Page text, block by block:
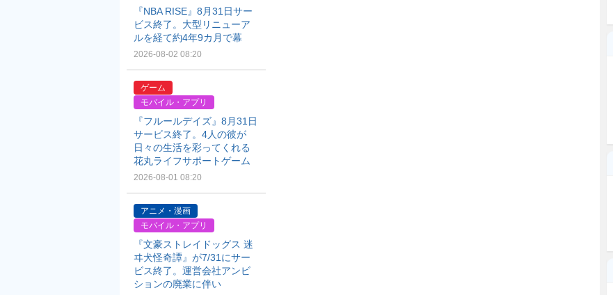
『NBA RISE』8月31日サー
ビス終了。大型リニューア
ルを経て約4年9カ月で幕
2026-08-02 08:20
ゲーム
モバイル・アプリ
『フルールデイズ』8月31日
サービス終了。4人の彼が
日々の生活を彩ってくれる
花丸ライフサポートゲーム
2026-08-01 08:20
アニメ・漫画
モバイル・アプリ
『文豪ストレイドッグス 迷
ヰ犬怪奇譚』が7/31にサー
ビス終了。運営会社アンビ
ションの廃業に伴い